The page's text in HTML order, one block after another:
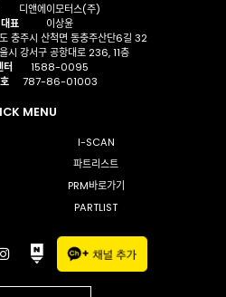
디앤에이모터스(주)
대표
이상윤
충주시 산척면 동충주산단6길 32
시 강서구 공항대로 236, 11층
터
1588-0095
787-86-01003
MENU
I-SCAN
파트리스트
PRM바로가기
PARTLIST